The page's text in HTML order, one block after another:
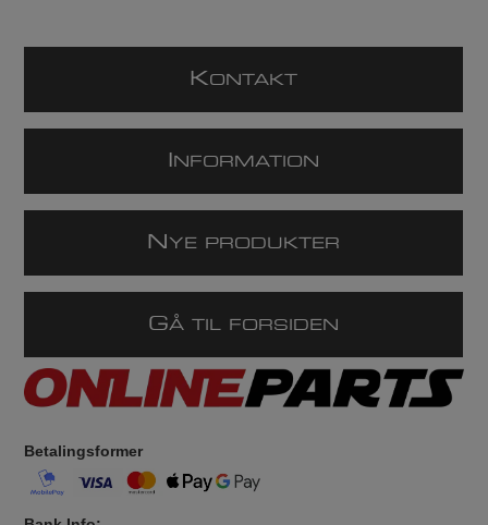
KONTAKT
NFORMATION
N YE PRODUKTER
GÅ TIL FORSIDEN
Betalingsformer